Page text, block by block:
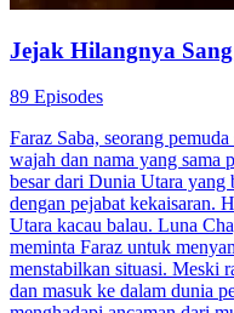
Jejak Hilangnya
89 Episodes
Faraz Saba, seorang
wajah dan nama yang sama
besar dari Dunia Utara yang
dengan pejabat kekaisaran.
Utara kacau balau. Luna
meminta Faraz untuk
menstabilkan situasi. Meski
dan masuk ke dalam dunia